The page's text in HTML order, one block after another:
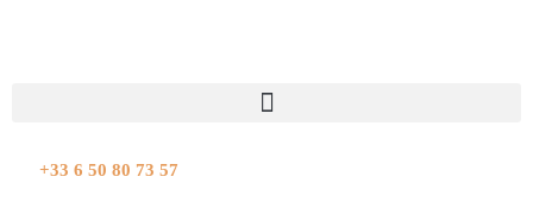
+33 6 50 80 73 57